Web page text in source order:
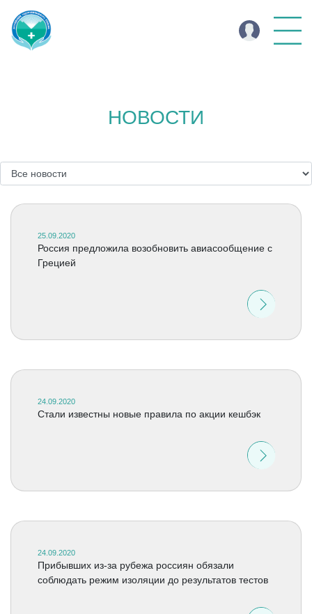
НОВОСТИ
25.09.2020
Россия предложила возобновить авиасообщение с
Грецией
24.09.2020
Стали известны новые правила по акции кешбэк
24.09.2020
Прибывших из-за рубежа россиян обязали
соблюдать режим изоляции до результатов тестов